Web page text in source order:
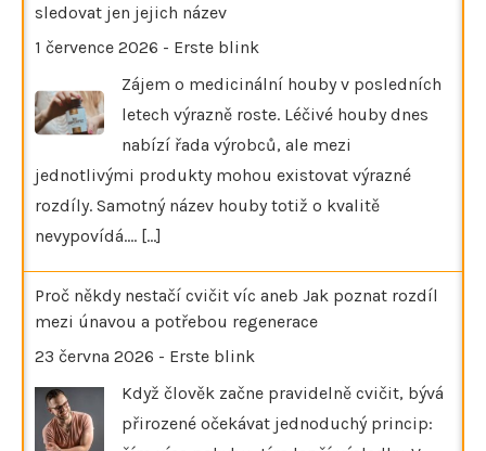
sledovat jen jejich název
1 července 2026 - Erste blink
Zájem o medicinální houby v posledních
letech výrazně roste. Léčivé houby dnes
nabízí řada výrobců, ale mezi
jednotlivými produkty mohou existovat výrazné
rozdíly. Samotný název houby totiž o kvalitě
nevypovídá.… [...]
Proč někdy nestačí cvičit víc aneb Jak poznat rozdíl
mezi únavou a potřebou regenerace
23 června 2026 - Erste blink
Když člověk začne pravidelně cvičit, bývá
přirozené očekávat jednoduchý princip: